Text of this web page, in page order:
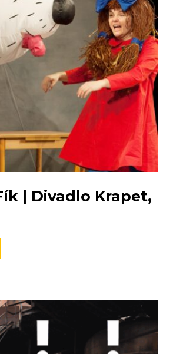
| Divadlo Krapet,